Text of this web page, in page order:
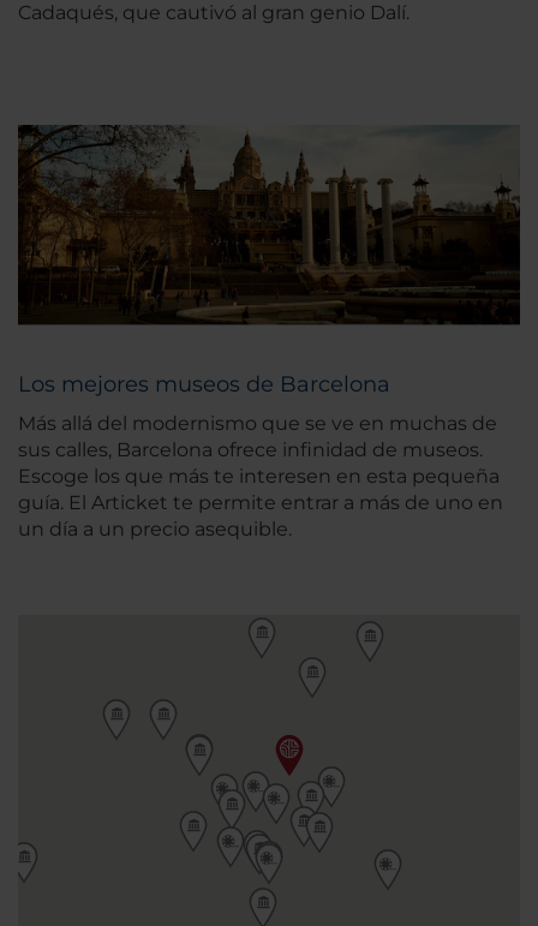
Cadaqués, que cautivó al gran genio Dalí.
Los mejores museos de Barcelona
Más allá del modernismo que se ve en muchas de
sus calles, Barcelona ofrece infinidad de museos.
Escoge los que más te interesen en esta pequeña
guía. El Articket te permite entrar a más de uno en
un día a un precio asequible.